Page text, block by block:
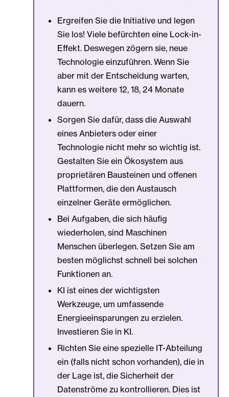
Ergreifen Sie die Initiative und legen
Sie los! Viele befürchten eine Lock-in-
Effekt. Deswegen zögern sie, neue
Technologie einzuführen. Wenn Sie
aber mit der Entscheidung warten,
kann es weitere 12, 18, 24 Monate
dauern.
Sorgen Sie dafür, dass die Auswahl
eines Anbieters oder einer
Technologie nicht mehr so wichtig ist.
Gestalten Sie ein Ökosystem aus
proprietären Bausteinen und offenen
Plattformen, die den Austausch
einzelner Geräte ermöglichen.
Bei Aufgaben, die sich häufig
wiederholen, sind Maschinen
Menschen überlegen. Setzen Sie am
besten möglichst schnell bei solchen
Funktionen an.
KI ist eines der wichtigsten
Werkzeuge, um umfassende
Energieeinsparungen zu erzielen.
Investieren Sie in KI.
Richten Sie eine spezielle IT-Abteilung
ein (falls nicht schon vorhanden), die in
der Lage ist, die Sicherheit der
Datenströme zu kontrollieren. Dies ist